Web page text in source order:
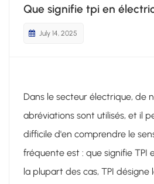
Que signifie tpi en
July 14, 2025
Dans le secteur électrique, de
abréviations sont utilisés, et il
difficile d'en comprendre le
fréquente est : que signifie TPI
la plupart des cas, TPI désigne